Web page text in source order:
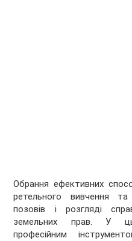
Обрання ефективних
ретельного вивчення
позовів і розгляді
земельних прав. У
професійним